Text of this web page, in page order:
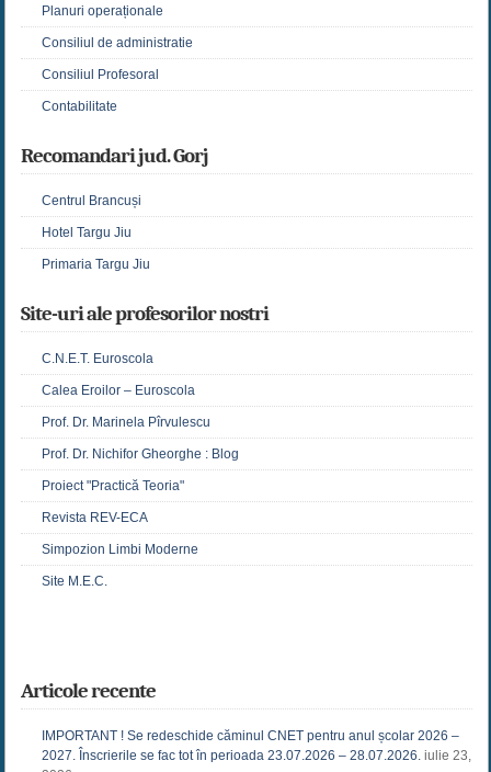
Planuri operaționale
Consiliul de administratie
Consiliul Profesoral
Contabilitate
Recomandari jud. Gorj
Centrul Brancuși
Hotel Targu Jiu
Primaria Targu Jiu
Site-uri ale profesorilor nostri
C.N.E.T. Euroscola
Calea Eroilor – Euroscola
Prof. Dr. Marinela Pîrvulescu
Prof. Dr. Nichifor Gheorghe : Blog
Proiect "Practică Teoria"
Revista REV-ECA
Simpozion Limbi Moderne
Site M.E.C.
Articole recente
IMPORTANT ! Se redeschide căminul CNET pentru anul școlar 2026 –
2027. Înscrierile se fac tot în perioada 23.07.2026 – 28.07.2026. iulie 23,